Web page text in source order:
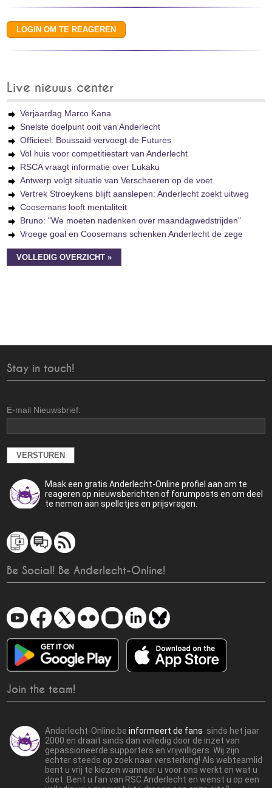
Live nieuws center
Verjaardag Marco Kana
Snelste doelpunt ooit van Anderlecht
Officieel: Boussaid vervoegt de Futures
Vol huis voor competitiestart van Anderlecht
RSCA vraagt informatie over Lukaku
Antwerp volgt situatie van Verschaeren op de voet
Vertrek Stroeykens blijft aanslepen: Anderlecht zoekt uitweg
Coosemans looft mentaliteit
Bruno: "We moeten nadenken over maandagwedstrijden"
Vroege goal en Coosemans schenken Anderlecht de zege
VOLLEDIG OVERZICHT »
Stay in touch!
E-mail Nieuwsbrief:
Maak een gratis Anderlecht-Online profiel aan om te
reageren op nieuwsberichten of forumposts en om deel
te nemen aan spelletjes en prijsvragen.
Be Social! Be Anderlecht-Online!
Join the team!
Anderlecht-Online.beinformeert de fans sinds het jaar
2000 en draait sinds dan volledig door de inzet van
gepassioneerde supporters en vrijwilligers. Wij zijn
echter steeds op zoek naar versterking! Als webteamlid
bent u vrij te kiezen wanneer u voor ons werkt en wat u
doet. Bent u fan van RSC Anderlecht en wenst u op een